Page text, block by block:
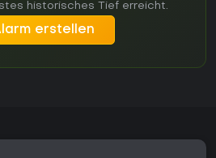
historisches Tief erreicht.
erstellen